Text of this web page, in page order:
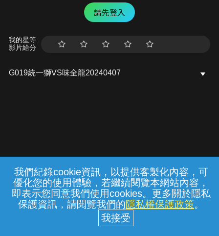
我們紀錄cookie資訊，以提供客製化內容，可
優化您的使用體驗，若繼續閱覽本網站內容，
即表示您同意我們使用cookies。更多關於隱私
保護資訊，請閱覽我們的隱私權保護政策。
請先登入
我的星等
影片給分
G019統一獅VS味全龍20240407
常見問題 線上客服 服務條款 隱私權保護
中華電信股份有限公司個人家庭分公司
(統一編號：96979949) © 2026
{{notifyMsg}}